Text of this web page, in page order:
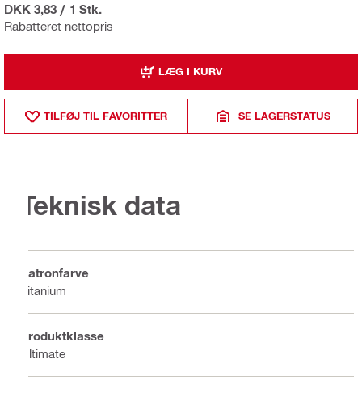
Rabatteret nettopris
DKK 3,83 / 1 Stk.
LÆG I KURV
TILFØJ TIL FAVORITTER SE LAGERSTATUS
Teknisk data
Patronfarve
Titanium
Produktklasse
Ultimate